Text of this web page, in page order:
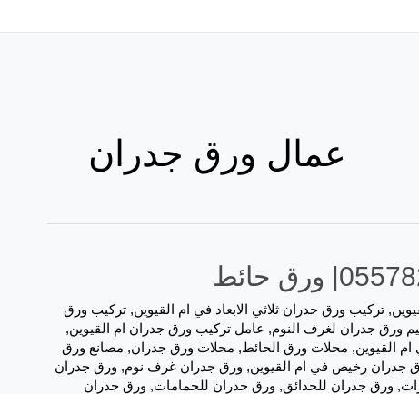
عمال ورق جدران
,تركيب ورق جدران ثلاثي الابعاد في ام القيوين,تركيب ورق
ورق جدران لغرف النوم, عامل تركيب ورق جدران ام القيوين,
القيوين, محلات ورق الحائط, محلات ورق جدران, مصانع ورق
جدران رخيص في ام القيوين, ورق جدران غرف نوم, ورق جدران
, ورق جدران للحدائق, ورق جدران للحمامات, ورق جدران